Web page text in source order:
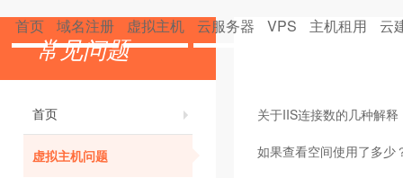
首页 域名注册 虚拟主机 云服务器 VPS 主机租用 云
常见问题
首页
虚拟主机问题
关于IIS连接数的几种解释
如果查看空间使用了多少